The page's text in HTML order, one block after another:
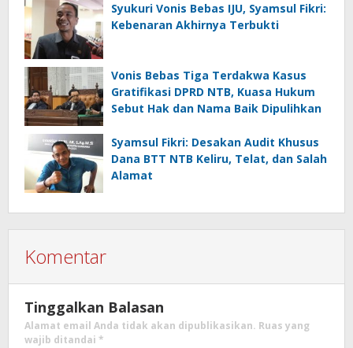
Syukuri Vonis Bebas IJU, Syamsul Fikri:
Kebenaran Akhirnya Terbukti
Vonis Bebas Tiga Terdakwa Kasus
Gratifikasi DPRD NTB, Kuasa Hukum
Sebut Hak dan Nama Baik Dipulihkan
Syamsul Fikri: Desakan Audit Khusus
Dana BTT NTB Keliru, Telat, dan Salah
Alamat
Komentar
Tinggalkan Balasan
Alamat email Anda tidak akan dipublikasikan. Ruas yang
wajib ditandai *